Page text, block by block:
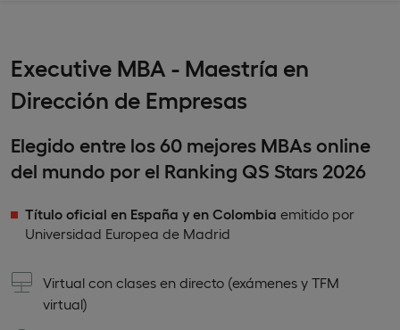
Executive MBA - Maestría en
Dirección de Empresas
Elegido entre los 60 mejores MBAs online
del mundo por el Ranking QS Stars 2026
Título oficial en España y en Colombia emitido por
Universidad Europea de Madrid
Virtual con clases en directo (exámenes y TFM
virtual)